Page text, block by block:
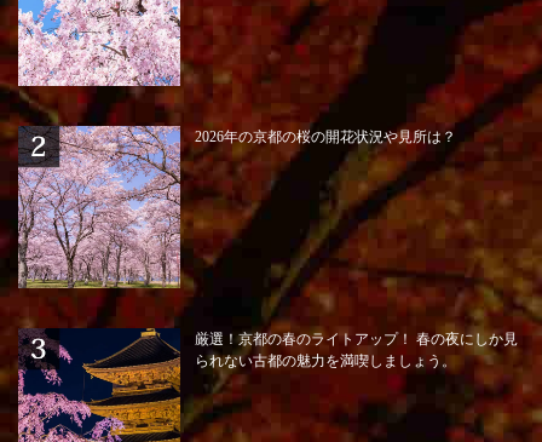
2026年の京都の桜の開花状況や見所は？
厳選！京都の春のライトアップ！ 春の夜にしか見
られない古都の魅力を満喫しましょう。